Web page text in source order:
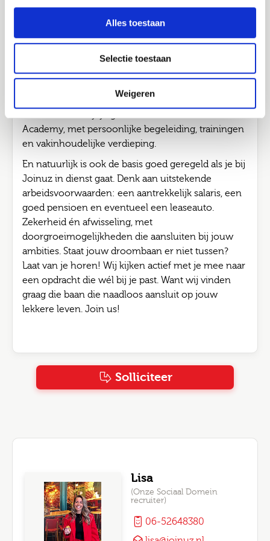
Alles toestaan
Selectie toestaan
Weigeren
het klopt. Voor nu én later. Kies je voor detachering
via Joinuz? Dan werk je bij verschillende
opdrachtgevers aan opdrachten van 3 tot 12
maanden. Zo doe je in korte tijd brede én
netwerk bij verschillende opdrachtgevers.
Academy, met persoonlijke begeleiding, trainingen
en vakinhoudelijke verdieping.
En natuurlijk is ook de basis goed geregeld als je bij
Joinuz in dienst gaat. Denk aan uitstekende
arbeidsvoorwaarden: een aantrekkelijk salaris, een
goed pensioen en eventueel een leaseauto.
Zekerheid én afwisseling, met
doorgroeimogelijkheden die aansluiten bij jouw
ambities. Staat jouw droombaan er niet tussen?
Laat van je horen! Wij kijken actief met je mee naar
een opdracht die wél bij je past. Want wij vinden
graag die baan die naadloos aansluit op jouw
lekkere leven. Join us!
Solliciteer
Lisa
(Onze Sociaal Domein
recruiter)
06-52648380